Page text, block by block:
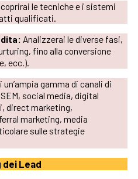
le tecniche e i sistemi
qualificati.
Analizzerai le diverse fasi,
fino alla conversione
ecc.).
un’ampia gamma di canali di
social media, digital
direct marketing,
marketing, media
sulle strategie
dei Lead